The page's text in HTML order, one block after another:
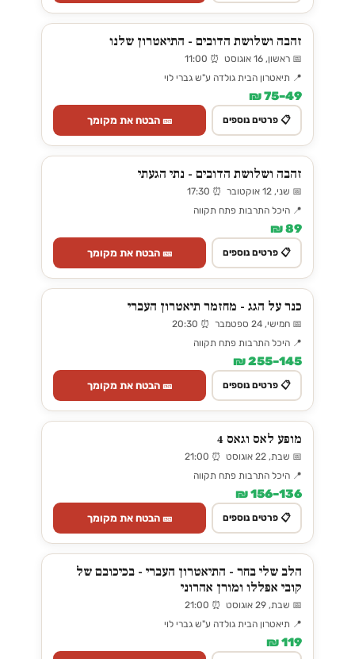
זהבה ושלושת הדובים - התיאטרון שלנו
📅 ראשון, 16 אוגוסט ⏰ 11:00
📍 תיאטרון הבית גולדה ע"ש גברי לוי
49–75 ₪
📋 פרטים נוספים 🎫 הבטח את מקומך
זהבה ושלושת הדובים - נתי הגעתי
📅 שני, 12 אוקטובר ⏰ 17:30
📍 היכל התרבות פתח תקווה
89 ₪
📋 פרטים נוספים 🎫 הבטח את מקומך
כנר על הגג - מחזמר תיאטרון העברי
📅 חמישי, 24 ספטמבר ⏰ 20:30
📍 היכל התרבות פתח תקווה
145–255 ₪
📋 פרטים נוספים 🎫 הבטח את מקומך
מופע לאס וגאס 4
📅 שבת, 22 אוגוסט ⏰ 21:00
📍 היכל התרבות פתח תקווה
136–156 ₪
📋 פרטים נוספים 🎫 הבטח את מקומך
הלב שלי בחר - התיאטרון העברי - בכיכובם של
קובי אפללו ומורן אהרוני
📅 שבת, 29 אוגוסט ⏰ 21:00
📍 תיאטרון הבית גולדה ע"ש גברי לוי
119 ₪